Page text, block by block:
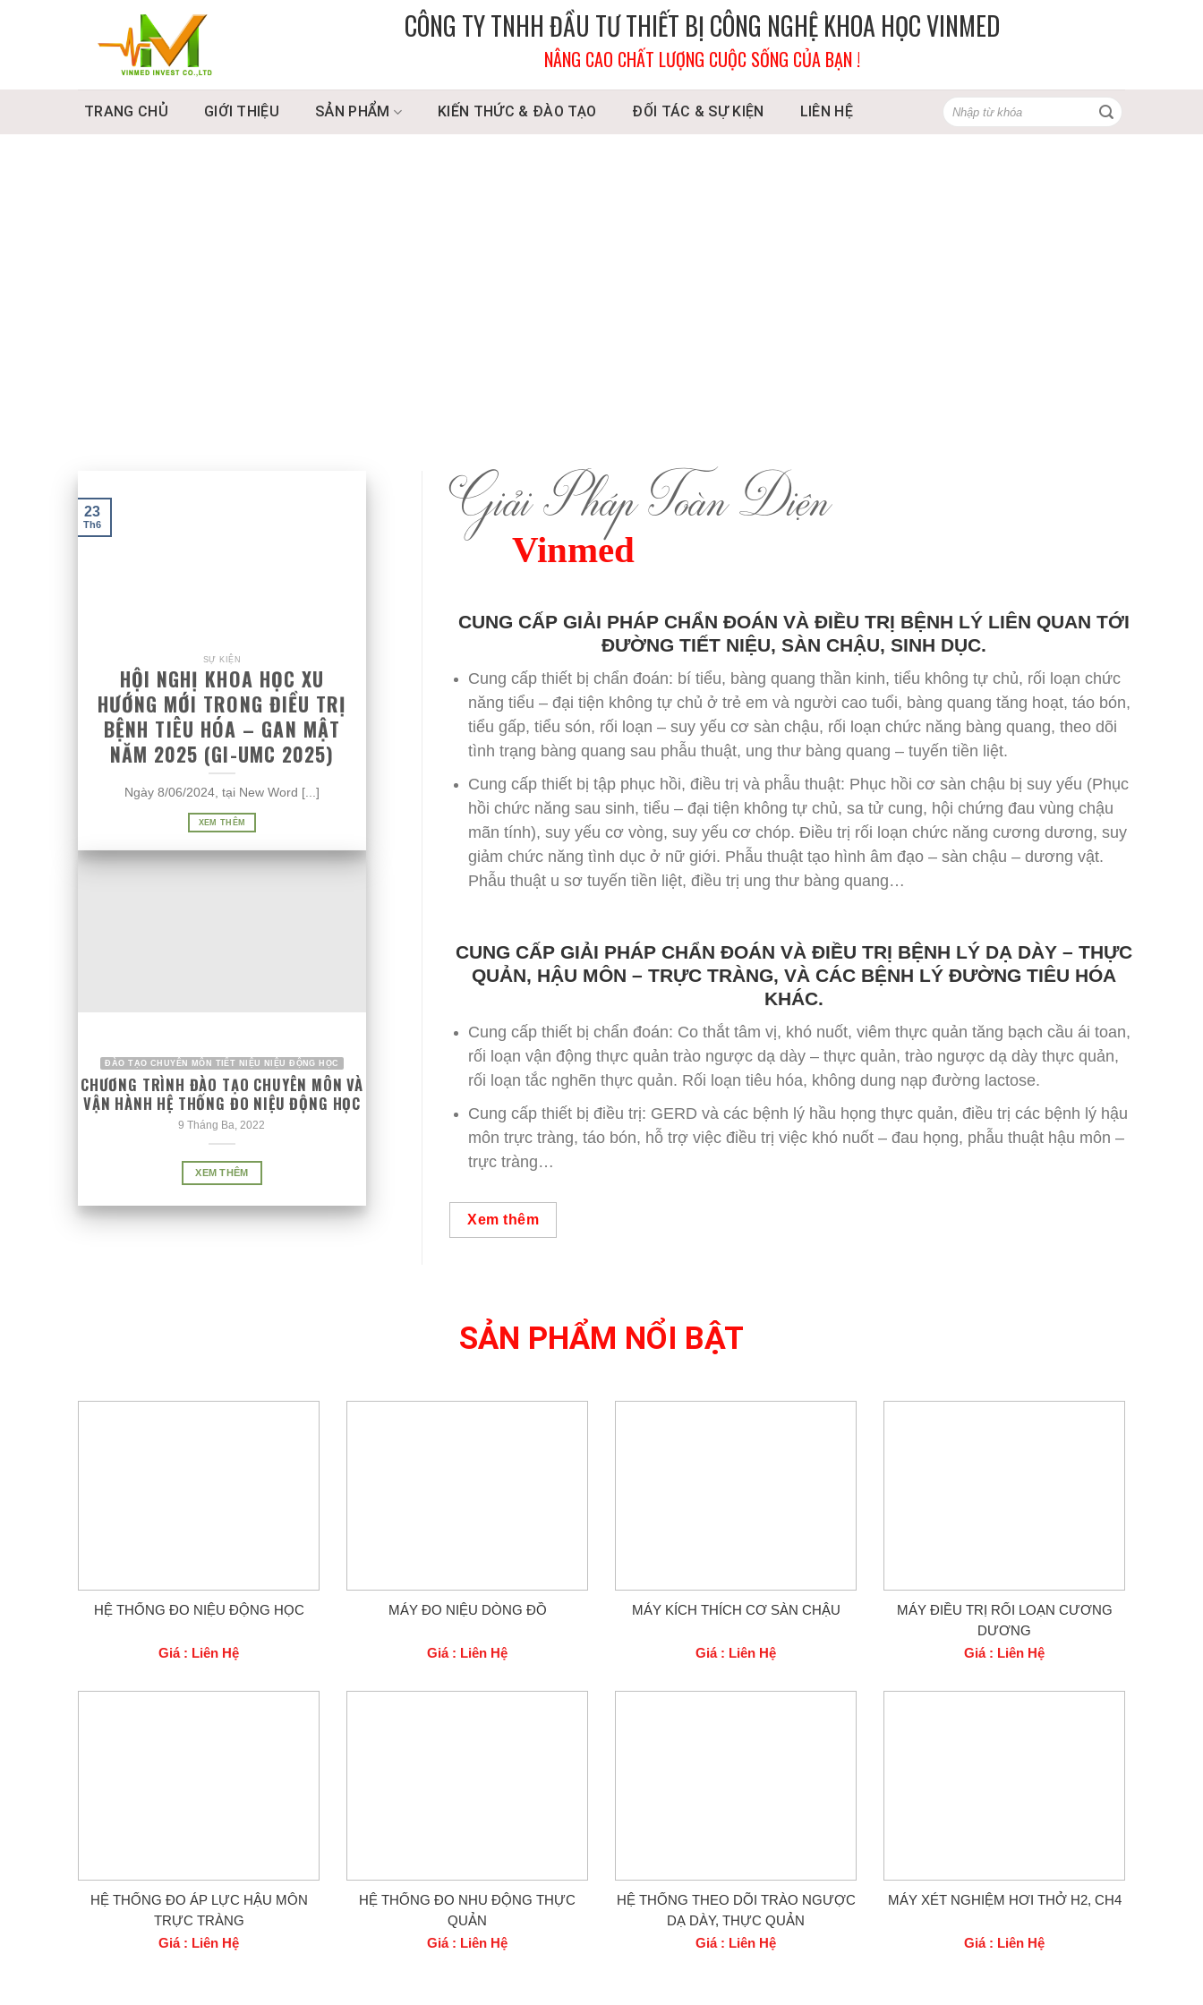
CÔNG TY TNHH ĐẦU TƯ THIẾT BỊ CÔNG NGHỆ KHOA HỌC VINMED
NÂNG CAO CHẤT LƯỢNG CUỘC SỐNG CỦA BẠN !
TRANG CHỦ GIỚI THIỆU SẢN PHẨM KIẾN THỨC & ĐÀO TẠO ĐỐI TÁC & SỰ KIỆN LIÊN HỆ
Tìm
kiếm:
SỰ KIỆN
HỘI NGHỊ KHOA HỌC XU
HƯỚNG MỚI TRONG ĐIỀU TRỊ
BỆNH TIÊU HÓA – GAN MẬT
NĂM 2025 (GI-UMC 2025)
Ngày 8/06/2024, tại New Word [...]
XEM THÊM
23
Th6
ĐÀO TẠO CHUYÊN MÔN TIẾT NIỆU NIỆU ĐỘNG HỌC
CHƯƠNG TRÌNH ĐÀO TẠO CHUYÊN MÔN VÀ
VẬN HÀNH HỆ THỐNG ĐO NIỆU ĐỘNG HỌC
9 Tháng Ba, 2022
XEM THÊM
Giải Pháp Toàn Diện
Vinmed
CUNG CẤP GIẢI PHÁP CHẨN ĐOÁN VÀ ĐIỀU TRỊ BỆNH LÝ LIÊN QUAN TỚI
ĐƯỜNG TIẾT NIỆU, SÀN CHẬU, SINH DỤC.
Cung cấp thiết bị chẩn đoán: bí tiểu, bàng quang thần kinh, tiểu không tự chủ, rối loạn chức
năng tiểu – đại tiện không tự chủ ở trẻ em và người cao tuổi, bàng quang tăng hoạt, táo bón,
tiểu gấp, tiểu són, rối loạn – suy yếu cơ sàn chậu, rối loạn chức năng bàng quang, theo dõi
tình trạng bàng quang sau phẫu thuật, ung thư bàng quang – tuyến tiền liệt.
Cung cấp thiết bị tập phục hồi, điều trị và phẫu thuật: Phục hồi cơ sàn chậu bị suy yếu (Phục
hồi chức năng sau sinh, tiểu – đại tiện không tự chủ, sa tử cung, hội chứng đau vùng chậu
mãn tính), suy yếu cơ vòng, suy yếu cơ chóp. Điều trị rối loạn chức năng cương dương, suy
giảm chức năng tình dục ở nữ giới. Phẫu thuật tạo hình âm đạo – sàn chậu – dương vật.
Phẫu thuật u sơ tuyến tiền liệt, điều trị ung thư bàng quang…
CUNG CẤP GIẢI PHÁP CHẨN ĐOÁN VÀ ĐIỀU TRỊ BỆNH LÝ DẠ DÀY – THỰC
QUẢN, HẬU MÔN – TRỰC TRÀNG, VÀ CÁC BỆNH LÝ ĐƯỜNG TIÊU HÓA
KHÁC.
Cung cấp thiết bị chẩn đoán: Co thắt tâm vị, khó nuốt, viêm thực quản tăng bạch cầu ái toan,
rối loạn vận động thực quản trào ngược dạ dày – thực quản, trào ngược dạ dày thực quản,
rối loạn tắc nghẽn thực quản. Rối loạn tiêu hóa, không dung nạp đường lactose.
Cung cấp thiết bị điều trị: GERD và các bệnh lý hầu họng thực quản, điều trị các bệnh lý hậu
môn trực tràng, táo bón, hỗ trợ việc điều trị việc khó nuốt – đau họng, phẫu thuật hậu môn –
trực tràng…
Xem thêm
SẢN PHẨM NỔI BẬT
HỆ THỐNG ĐO NIỆU ĐỘNG HỌC
Giá : Liên Hệ
MÁY ĐO NIỆU DÒNG ĐỒ
Giá : Liên Hệ
MÁY KÍCH THÍCH CƠ SÀN CHẬU
Giá : Liên Hệ
MÁY ĐIỀU TRỊ RỐI LOẠN CƯƠNG
DƯƠNG
Giá : Liên Hệ
HỆ THỐNG ĐO ÁP LỰC HẬU MÔN
TRỰC TRÀNG
Giá : Liên Hệ
HỆ THỐNG ĐO NHU ĐỘNG THỰC
QUẢN
Giá : Liên Hệ
HỆ THỐNG THEO DÕI TRÀO NGƯỢC
DẠ DÀY, THỰC QUẢN
Giá : Liên Hệ
MÁY XÉT NGHIỆM HƠI THỞ H2, CH4
Giá : Liên Hệ